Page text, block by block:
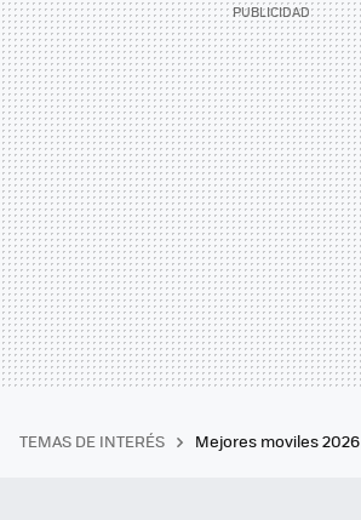
TEMAS DE INTERÉS Mejores moviles 2026